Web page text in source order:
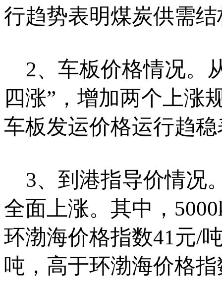
行趋势表明煤炭供需
2、车板价格情况。
四涨”，增加两个上涨
车板发运价格运行趋
3、到港指导价情况
全面上涨。其中，
环渤海价格指数41元/
吨，高于环渤海价格